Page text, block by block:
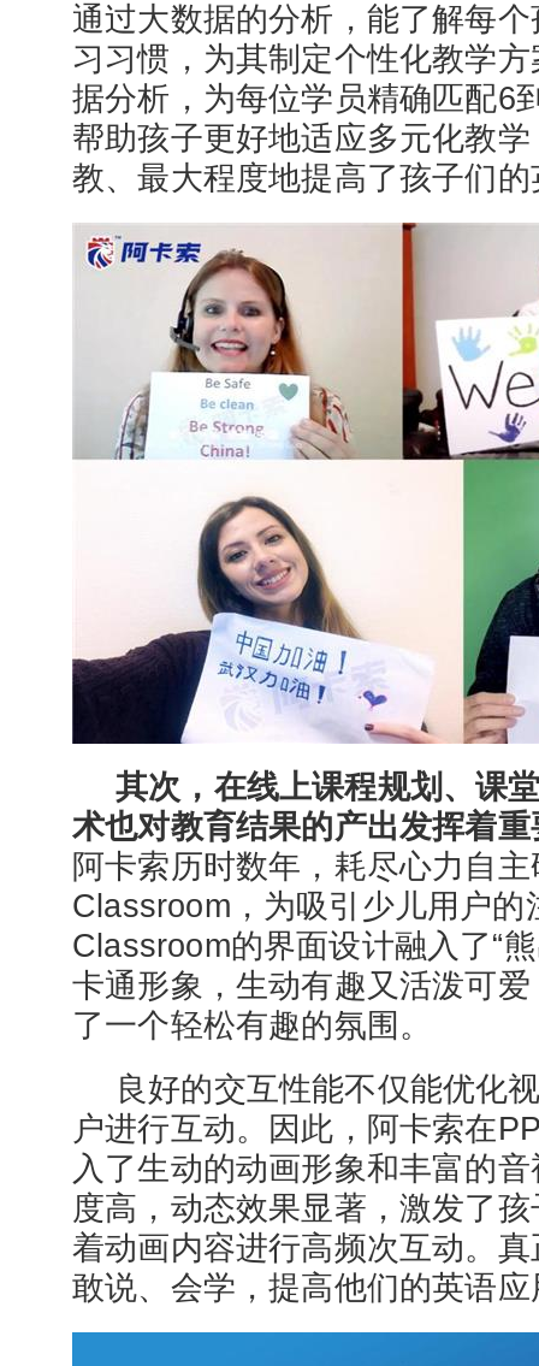
通过大数据的分析，能了解每
习习惯，为其制定个性化教学
据分析，为每位学员精确匹配6
帮助孩子更好地适应多元化教
教、最大程度地提高了孩子们
其次，在线上课程规划、课
术也对教育结果的产出发挥着重
阿卡索历时数年，耗尽心力自
Classroom，为吸引少儿用户的
Classroom的界面设计融入了“
卡通形象，生动有趣又活泼可
了一个轻松有趣的氛围。
良好的交互性能不仅能优化
户进行互动。因此，阿卡索在
入了生动的动画形象和丰富的
度高，动态效果显著，激发了
着动画内容进行高频次互动。
敢说、会学，提高他们的英语